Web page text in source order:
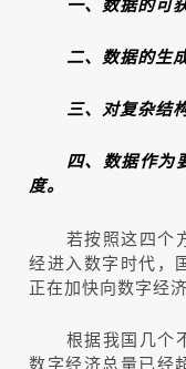
一、数据的可
二、数据的生
三、对复杂结
四、数据作为
度。
若按照这四个
经进入数字时代，
正在加快向数字经
根据我国几个
数字经济总量已经